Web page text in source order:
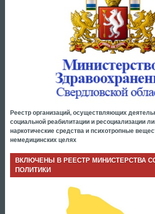
Реестр организаций, осуществляющих
социальной реабилитации и ресоциализации
наркотические средства и психотропные
немедицинских целях
ВКЛЮЧЕНЫ В РЕЕСТР МИНИСТЕРСТВА
ПОЛИТИКИ